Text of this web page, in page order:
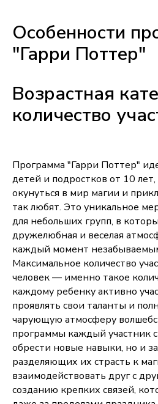
Особенности
"Гарри Поттер"
Возрастная
количество
Программа "Гарри Поттер"
детей и подростков от 10 лет,
окунуться в мир магии и
так любят. Это уникальное
для небольших групп, в
дружелюбная и веселая
каждый момент
Максимальное количество
человек — именно такое
каждому ребенку активно
проявлять свои таланты и
чарующую атмосферу
программы каждый участник
обрести новые навыки, но и
разделяющих их страсть к
взаимодействовать друг с
созданию крепких связей,